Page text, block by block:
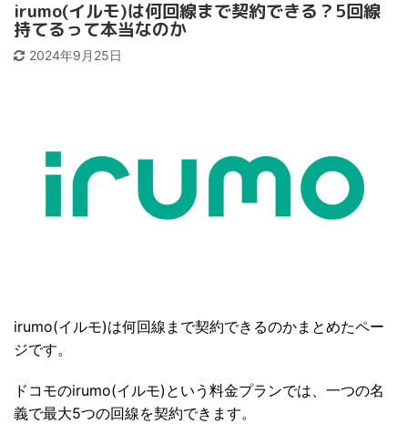
irumo(イルモ)は何回線まで契約できる？5回線
持てるって本当なのか
2024年9月25日
irumo(イルモ)は何回線まで契約できるのかまとめたペー
ジです。
ドコモのirumo(イルモ)という料金プランでは、一つの名
義で最大5つの回線を契約できます。